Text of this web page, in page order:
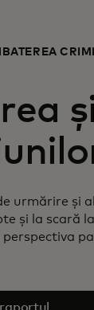
urmărire și
și la scară